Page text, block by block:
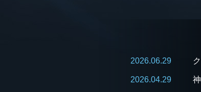
2026.06.29
2026.04.29